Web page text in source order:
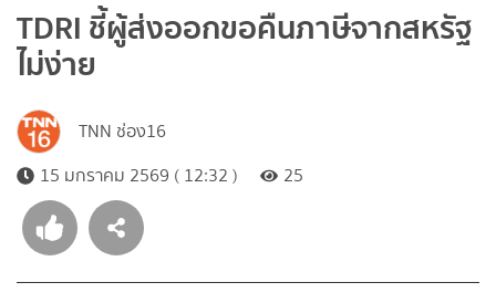
TDRI ชี้ผู้ส่งออกขอคืนภาษีจากสหรัฐ
ไม่ง่าย
TNN ช่อง16
15 มกราคม 2569 ( 12:32 )
25